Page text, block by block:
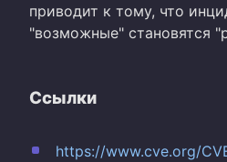
приводит к тому, что
"возможные" становятся
Ссылки
https://www.cve.org/